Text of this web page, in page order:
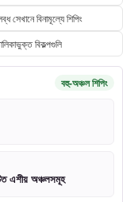
সেখানে বিনামূল্যে শিপিং
বিকল্পগুলি
বহু-অঞ্চল শিপিং
এশীয় অঞ্চলসমূহ